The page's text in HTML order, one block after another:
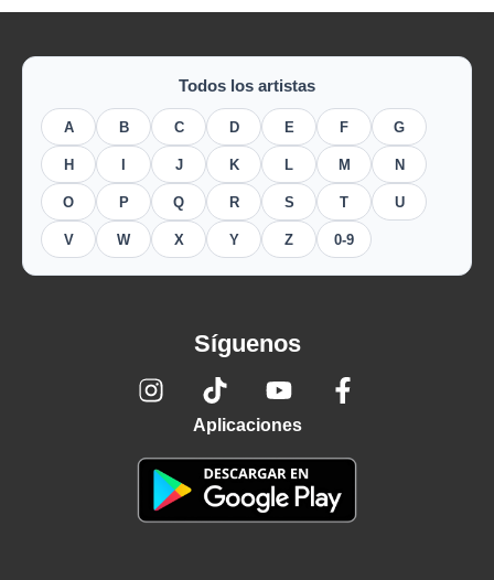
Todos los artistas
A B C D E F G
H J K L M N
O P Q R S T U
V W X Y Z 0-9
Síguenos
Aplicaciones